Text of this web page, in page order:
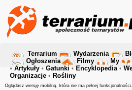
Terrarium Wydarzenia
Ogłoszenia
Filmy My
• Artykuły • Gatunki • Encyklopedia•
Organizacje • Rośliny
Oglądasz wersję mobilną, która nie ma pełnej funkcjonalności.